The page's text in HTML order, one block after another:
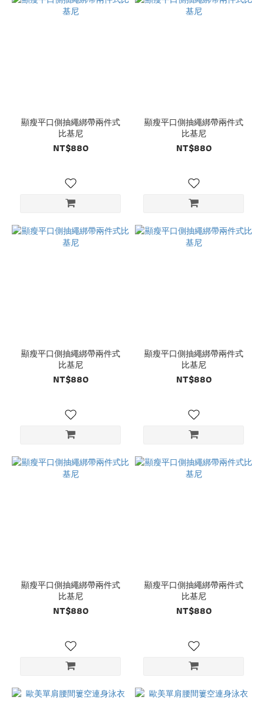
顯瘦平口側抽繩綁帶兩件式
比基尼
NT$880
顯瘦平口側抽繩綁帶兩件式
比基尼
NT$880
顯瘦平口側抽繩綁帶兩件式
比基尼
NT$880
顯瘦平口側抽繩綁帶兩件式
比基尼
NT$880
顯瘦平口側抽繩綁帶兩件式
比基尼
NT$880
顯瘦平口側抽繩綁帶兩件式
比基尼
NT$880